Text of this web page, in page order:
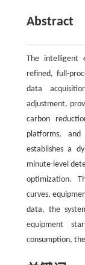
Abstract
The intelligent
refined, full-
data
adjustment,
carbon
platforms,
establishes a
minute-level
optimization.
curves,
data, the
equipment
consumption,